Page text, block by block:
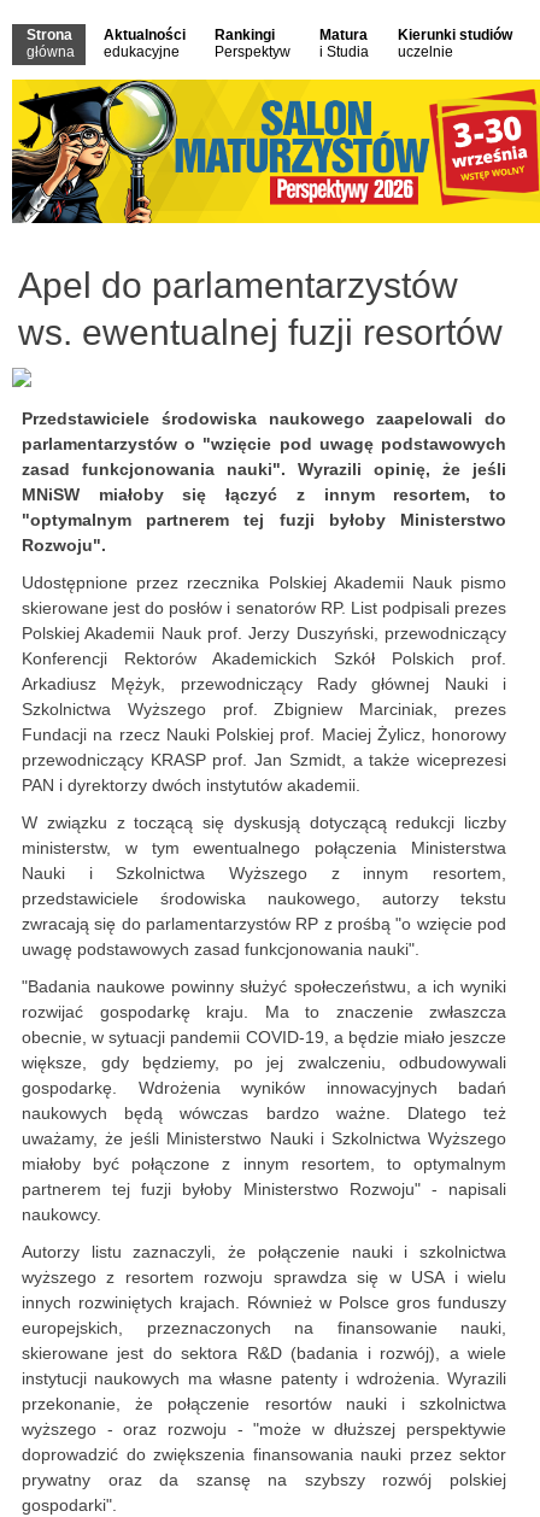
Strona
główna
Aktualności
edukacyjne
Rankingi
Perspektyw
Matura
i Studia
Kierunki studiów
uczelnie
Apel do parlamentarzystów
ws. ewentualnej fuzji resortów
Przedstawiciele środowiska naukowego zaapelowali do
parlamentarzystów o "wzięcie pod uwagę podstawowych
zasad funkcjonowania nauki". Wyrazili opinię, że jeśli
MNiSW miałoby się łączyć z innym resortem, to
"optymalnym partnerem tej fuzji byłoby Ministerstwo
Rozwoju".
Udostępnione przez rzecznika Polskiej Akademii Nauk pismo
skierowane jest do posłów i senatorów RP. List podpisali prezes
Polskiej Akademii Nauk prof. Jerzy Duszyński, przewodniczący
Konferencji Rektorów Akademickich Szkół Polskich prof.
Arkadiusz Mężyk, przewodniczący Rady głównej Nauki i
Szkolnictwa Wyższego prof. Zbigniew Marciniak, prezes
Fundacji na rzecz Nauki Polskiej prof. Maciej Żylicz, honorowy
przewodniczący KRASP prof. Jan Szmidt, a także wiceprezesi
PAN i dyrektorzy dwóch instytutów akademii.
W związku z toczącą się dyskusją dotyczącą redukcji liczby
ministerstw, w tym ewentualnego połączenia Ministerstwa
Nauki i Szkolnictwa Wyższego z innym resortem,
przedstawiciele środowiska naukowego, autorzy tekstu
zwracają się do parlamentarzystów RP z prośbą "o wzięcie pod
uwagę podstawowych zasad funkcjonowania nauki".
"Badania naukowe powinny służyć społeczeństwu, a ich wyniki
rozwijać gospodarkę kraju. Ma to znaczenie zwłaszcza
obecnie, w sytuacji pandemii COVID-19, a będzie miało jeszcze
większe, gdy będziemy, po jej zwalczeniu, odbudowywali
gospodarkę. Wdrożenia wyników innowacyjnych badań
naukowych będą wówczas bardzo ważne. Dlatego też
uważamy, że jeśli Ministerstwo Nauki i Szkolnictwa Wyższego
miałoby być połączone z innym resortem, to optymalnym
partnerem tej fuzji byłoby Ministerstwo Rozwoju" - napisali
naukowcy.
Autorzy listu zaznaczyli, że połączenie nauki i szkolnictwa
wyższego z resortem rozwoju sprawdza się w USA i wielu
innych rozwiniętych krajach. Również w Polsce gros funduszy
europejskich, przeznaczonych na finansowanie nauki,
skierowane jest do sektora R&D (badania i rozwój), a wiele
instytucji naukowych ma własne patenty i wdrożenia. Wyrazili
przekonanie, że połączenie resortów nauki i szkolnictwa
wyższego - oraz rozwoju - "może w dłuższej perspektywie
doprowadzić do zwiększenia finansowania nauki przez sektor
prywatny oraz da szansę na szybszy rozwój polskiej
gospodarki".